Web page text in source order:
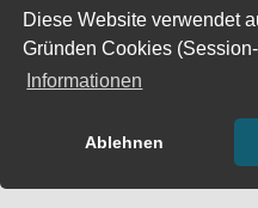
Diese Website verwendet
Gründen Cookies
Informationen
Ablehnen